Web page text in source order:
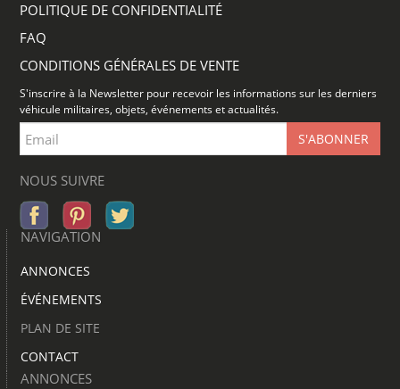
POLITIQUE DE CONFIDENTIALITÉ
FAQ
CONDITIONS GÉNÉRALES DE VENTE
S'inscrire à la Newsletter pour recevoir les informations sur les derniers
véhicule militaires, objets, événements et actualités.
NOUS SUIVRE
NAVIGATION
ANNONCES
ÉVÉNEMENTS
PLAN DE SITE
CONTACT
ANNONCES